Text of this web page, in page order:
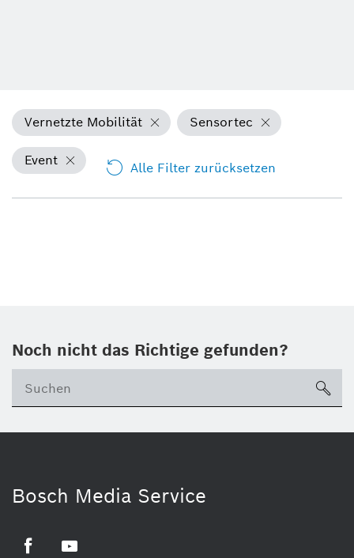
Vernetzte Mobilität Sensortec
Event Alle Filter zurücksetzen
Noch nicht das Richtige gefunden?
Bosch Media Service